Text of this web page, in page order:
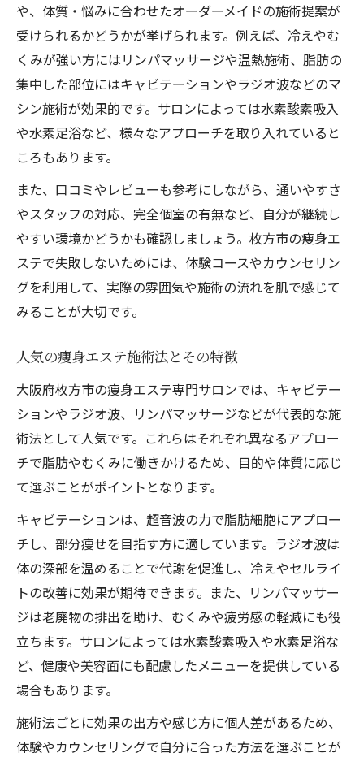
や、体質・悩みに合わせたオーダーメイドの施術提案が
受けられるかどうかが挙げられます。例えば、冷えやむ
くみが強い方にはリンパマッサージや温熱施術、脂肪の
集中した部位にはキャビテーションやラジオ波などのマ
シン施術が効果的です。サロンによっては水素酸素吸入
や水素足浴など、様々なアプローチを取り入れていると
ころもあります。
また、口コミやレビューも参考にしながら、通いやすさ
やスタッフの対応、完全個室の有無など、自分が継続し
やすい環境かどうかも確認しましょう。枚方市の痩身エ
ステで失敗しないためには、体験コースやカウンセリン
グを利用して、実際の雰囲気や施術の流れを肌で感じて
みることが大切です。
人気の痩身エステ施術法とその特徴
大阪府枚方市の痩身エステ専門サロンでは、キャビテー
ションやラジオ波、リンパマッサージなどが代表的な施
術法として人気です。これらはそれぞれ異なるアプロー
チで脂肪やむくみに働きかけるため、目的や体質に応じ
て選ぶことがポイントとなります。
キャビテーションは、超音波の力で脂肪細胞にアプロー
チし、部分痩せを目指す方に適しています。ラジオ波は
体の深部を温めることで代謝を促進し、冷えやセルライ
トの改善に効果が期待できます。また、リンパマッサー
ジは老廃物の排出を助け、むくみや疲労感の軽減にも役
立ちます。サロンによっては水素酸素吸入や水素足浴な
ど、健康や美容面にも配慮したメニューを提供している
場合もあります。
施術法ごとに効果の出方や感じ方に個人差があるため、
体験やカウンセリングで自分に合った方法を選ぶことが